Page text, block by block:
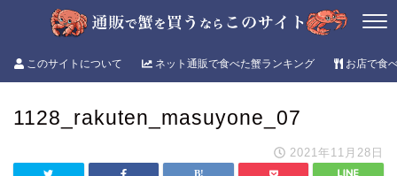
このサイトについて ネット通販で食べた蟹ランキング お店で食
1128_rakuten_masuyone_07
2021年11月28日